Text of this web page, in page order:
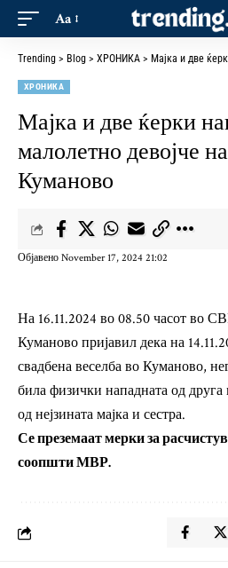
Aa
Trending > Blog > ХРОНИКА > Мајка и две ќерки
ХРОНИКА
Мајка и две ќерки
малолетно девојче
Куманово
Објавено November 17, 2024 21:02
На 16.11.2024 во 08.50 часот во
Куманово пријавил дека на
свадбена веселба во Куманово,
била физички нападната од
од нејзината мајка и сестра.
Се преземаат мерки за
соопшти МВР.